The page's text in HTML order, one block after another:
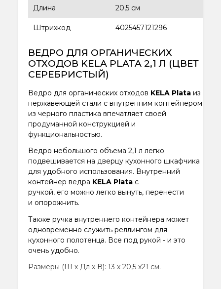
Длина 20,5 см
Штрихкод 4025457121296
ВЕДРО ДЛЯ ОРГАНИЧЕСКИХ
ОТХОДОВ KELA PLATA 2,1 Л (ЦВЕТ
СЕРЕБРИСТЫЙ)
Ведро для органических отходов KELA Plata из
нержавеющей стали с внутренним контейнером
из черного пластика впечатляет своей
продуманной конструкцией и
функциональностью.
Ведро небольшого объема 2,1 л легко
подвешивается на дверцу кухонного шкафчика
для удобного использования. Внутренний
контейнер ведра KELA Plata с
ручкой, его можно легко вынуть, перенести
и опорожнить.
Также ручка внутреннего контейнера может
одновременно служить реллингом для
кухонного полотенца. Все под рукой - и это
очень удобно.
Размеры (Ш х Дл х В): 13 х 20,5 х21 см.